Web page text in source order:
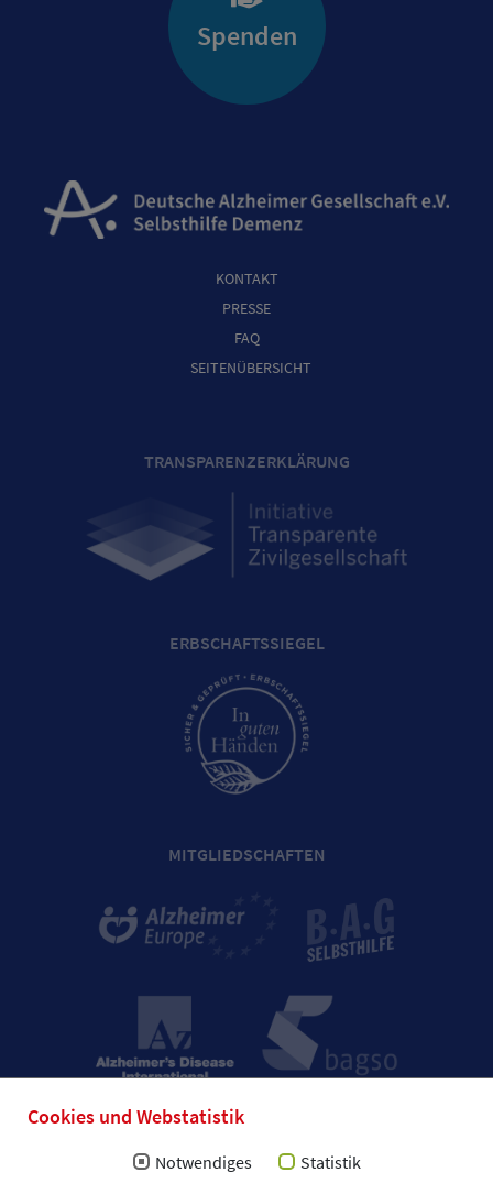
Cookies und Webstatistik
Notwendiges Statistik
Spenden
KONTAKT
PRESSE
FAQ
SEITENÜBERSICHT
TRANSPARENZERKLÄRUNG
ERBSCHAFTSSIEGEL
MITGLIEDSCHAFTEN